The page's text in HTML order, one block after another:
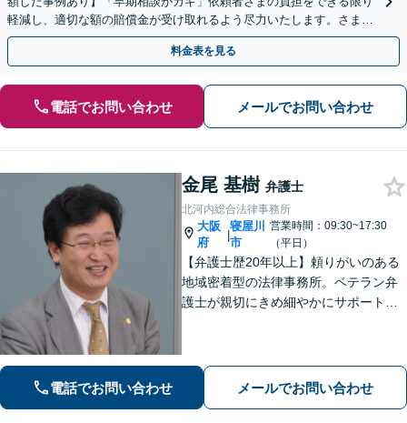
軽減し、適切な額の賠償金が受け取れるよう尽力いたします。さまざ
まな角度から示談の提案をおこない、利益の最大化を目指す
料金表を見る
電話でお問い合わせ メールでお問い合わせ
金尾 基樹 弁護士
北河内総合法律事務所
大阪
府
|
寝屋川
市
営業時間：09:30~17:30
（平日）
【弁護士歴20年以上】頼りがいのある
地域密着型の法律事務所。ベテラン弁
護士が親切にきめ細やかにサポートし
料（一部除く）】【夜間・休日の相談
可能】
電話でお問い合わせ メールでお問い合わせ